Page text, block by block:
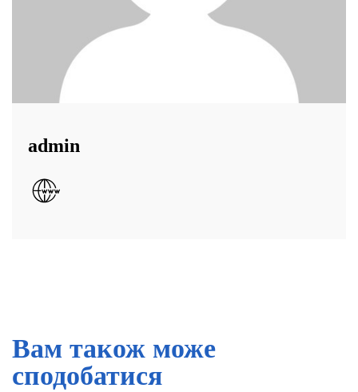
admin
Вам також може
сподобатися